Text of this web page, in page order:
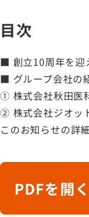
目次
■ 創立10周年を
■ グループ会社の
① 株式会社秋田医
② 株式会社ジオッ
このお知らせの詳
PDFを開